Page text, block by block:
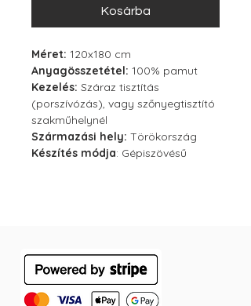
Kosárba
Méret: 120x180 cm
Anyagösszetétel: 100% pamut
Kezelés: Száraz tisztítás
(porszívózás), vagy szőnyegtisztító
szakműhelynél
Származási hely: Törökország
Készítés módja: Gépiszövésű